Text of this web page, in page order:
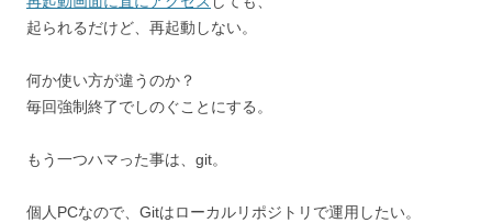
起られるだけど、再起動しない。
何か使い方が違うのか？
毎回強制終了でしのぐことにする。
もう一つハマった事は、git。
個人PCなので、Gitはローカルリポジトリで運用したい。